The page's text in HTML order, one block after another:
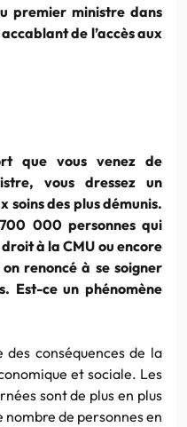
premier ministre dans
de l’accès aux
que vous venez de
vous dressez un
soins des plus démunis.
000 personnes qui
à la CMU ou encore
renoncé à se soigner
Est-ce un phénomène
des conséquences de la
et sociale. Les
sont de plus en plus
nombre de personnes en